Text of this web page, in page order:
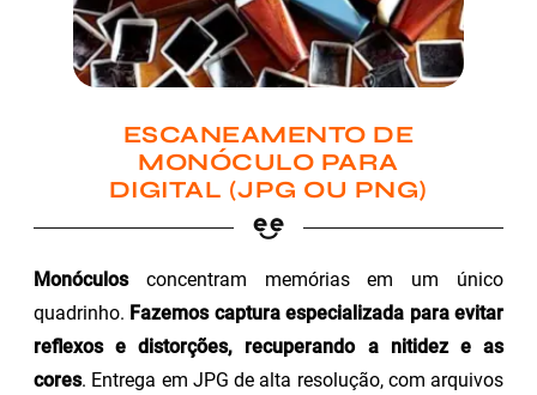
ESCANEAMENTO DE
MONÓCULO PARA
DIGITAL (JPG OU PNG)
Monóculosconcentram memórias em um único
quadrinho. Fazemos captura especializada para evitar
reflexos e distorções, recuperando a nitidez e as
cores. Entrega em JPG de alta resolução, com arquivos